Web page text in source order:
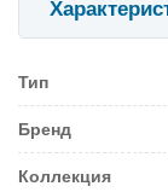
Тип
Бренд
Коллекция